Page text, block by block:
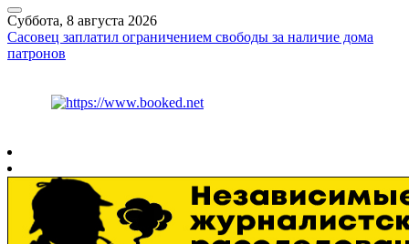
Суббота, 8 августа 2026
Сасовец заплатил ограничением свободы за наличие дома
патронов